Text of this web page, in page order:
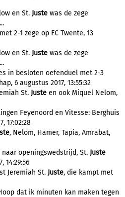
en St. Juste was de zege
2-1 zege op FC Twente, 13
en St. Juste was de zege
in besloten oefenduel met 2-3
6 augustus 2017, 13:55:32
St. Juste en ook Miquel Nelom,
Feyenoord en Vitesse: Berghuis
17:02:28
, Nelom, Hamer, Tapia, Amrabat,
openingswedstrijd, St. Juste
14:29:56
Jeremiah St. Juste, die kampt met
dat ik minuten kan maken tegen